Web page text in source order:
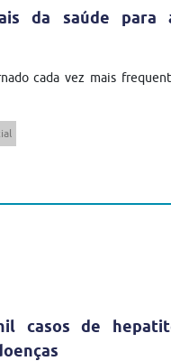
da saúde para
cada vez mais
casos de